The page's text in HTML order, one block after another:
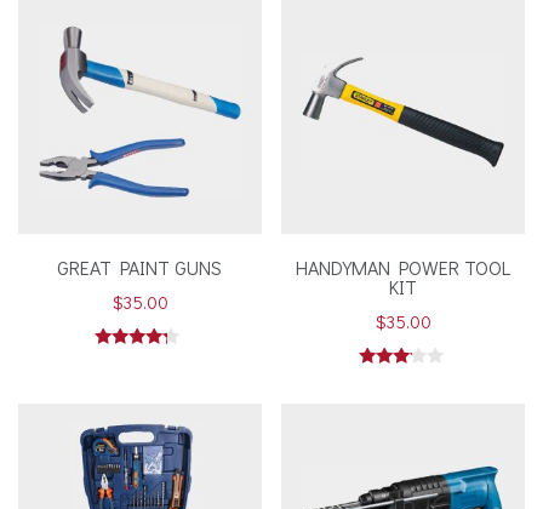
GREAT PAINT GUNS
$35.00
HANDYMAN POWER TOOL
KIT
$35.00